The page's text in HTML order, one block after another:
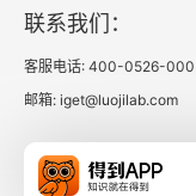
第一章 从日藏旧
例
二 日藏旧抄本与
联系我们：
客服电话: 400-0526-000
邮箱: iget@luojilab.com
相关链接：